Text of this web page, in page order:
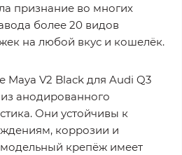
признание во многих
более 20 видов
на любой вкус и кошелёк.
V2 Black для Audi Q3
анодированного
Они устойчивы к
коррозии и
модельный крепёж имеет